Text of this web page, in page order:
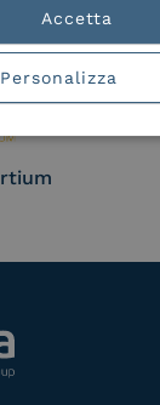
Accetta
Personalizza